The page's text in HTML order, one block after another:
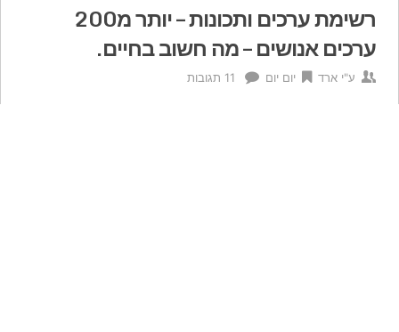
רשימת ערכים ותכונות – יותר מ200
ערכים אנושים – מה חשוב בחיים.
ע"י ארד יום יום 11 תגובות